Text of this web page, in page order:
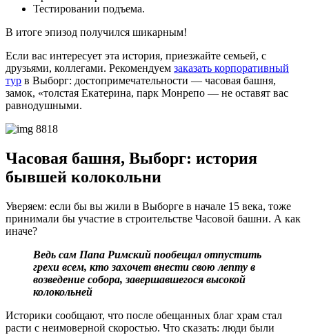
Тестировании подъема.
В итоге эпизод получился шикарным!
Если вас интересует эта история, приезжайте семьей, с
друзьями, коллегами. Рекомендуем заказать корпоративный
тур в Выборг: достопримечательности — часовая башня,
замок, «толстая Екатерина, парк Монрепо — не оставят вас
равнодушными.
Часовая башня, Выборг: история
бывшей колокольни
Уверяем: если бы вы жили в Выборге в начале 15 века, тоже
принимали бы участие в строительстве Часовой башни. А как
иначе?
Ведь сам Папа Римский пообещал отпустить
грехи всем, кто захочет внести свою лепту в
возведение собора, завершавшегося высокой
колокольней
Историки сообщают, что после обещанных благ храм стал
расти с неимоверной скоростью. Что сказать: люди были